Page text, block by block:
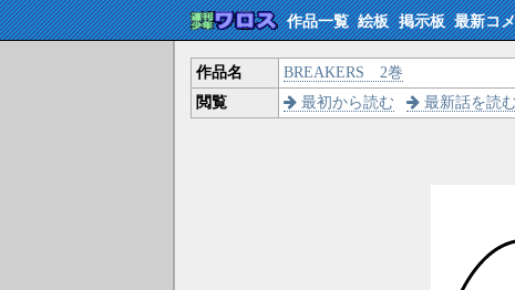
作品一覧 絵板 掲示板 最新コ
作品名 BREAKERS 2巻
閲覧
最初から読む 最新話を読む